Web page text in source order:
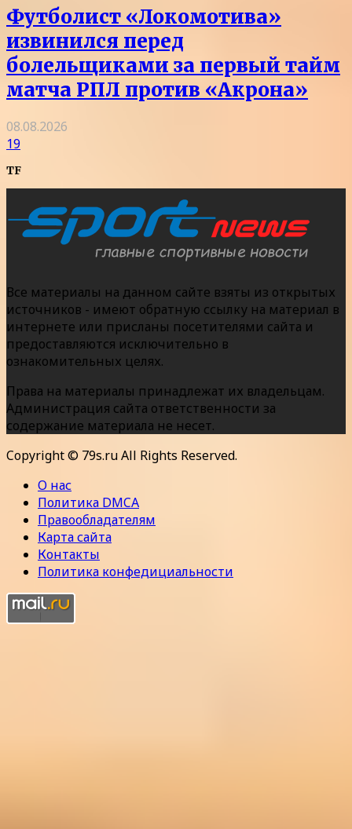
Футболист «Локомотива»
извинился перед
болельщиками за первый тайм
матча РПЛ против «Акрона»
08.08.2026
19
TF
Все материалы на данном сайте взяты из открытых
источников - имеют обратную ссылку на материал в
интернете или присланы посетителями сайта и
предоставляются исключительно в
ознакомительных целях.
Права на материалы принадлежат их владельцам.
Администрация сайта ответственности за
содержание материала не несет.
Copyright © 79s.ru All Rights Reserved.
О нас
Политика DMCA
Правообладателям
Карта сайта
Контакты
Политика конфедициальности